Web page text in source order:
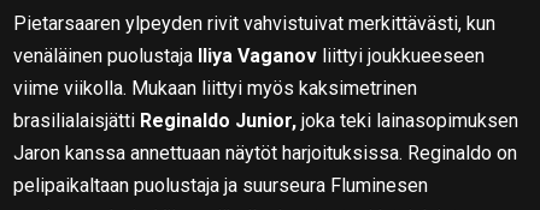
Pietarsaaren ylpeyden rivit vahvistuivat merkittävästi, kun
venäläinen puolustaja Iliya Vaganov liittyi joukkueeseen
viime viikolla. Mukaan liittyi myös kaksimetrinen
brasilialaisjätti Reginaldo Junior, joka teki lainasopimuksen
Jaron kanssa annettuaan näytöt harjoituksissa. Reginaldo on
pelipaikaltaan puolustaja ja suurseura Fluminesen